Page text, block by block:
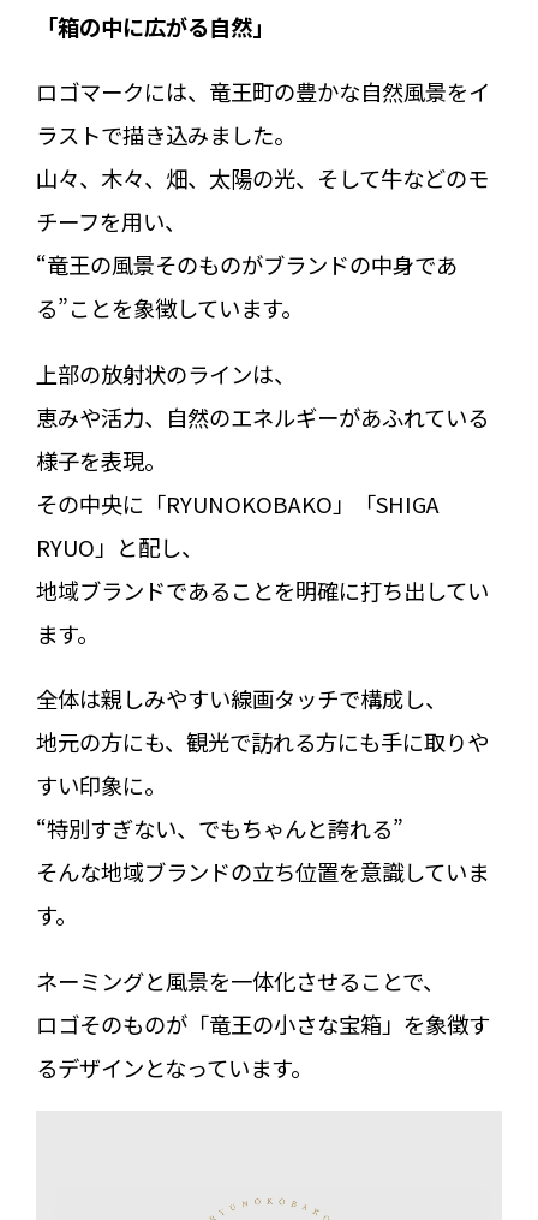
「箱の中に広がる自然」
ロゴマークには、竜王町の豊かな自然風景をイ
ラストで描き込みました。
山々、木々、畑、太陽の光、そして牛などのモ
チーフを用い、
“竜王の風景そのものがブランドの中身であ
る”ことを象徴しています。
上部の放射状のラインは、
恵みや活力、自然のエネルギーがあふれている
様子を表現。
その中央に「RYUNOKOBAKO」「SHIGA
RYUO」と配し、
地域ブランドであることを明確に打ち出してい
ます。
全体は親しみやすい線画タッチで構成し、
地元の方にも、観光で訪れる方にも手に取りや
すい印象に。
“特別すぎない、でもちゃんと誇れる”
そんな地域ブランドの立ち位置を意識していま
す。
ネーミングと風景を一体化させることで、
ロゴそのものが「竜王の小さな宝箱」を象徴す
るデザインとなっています。